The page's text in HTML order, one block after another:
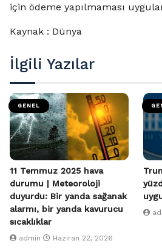
için ödeme yapılmaması
Kaynak : Dünya
İlgili Yazılar
GENEL
11 Temmuz 2025 hava
durumu | Meteoroloji
duyurdu: Bir yanda sağanak
alarmı, bir yanda kavurucu
sıcaklıklar
admin Haziran 22, 2026